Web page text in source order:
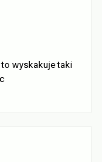
wyskakuje taki